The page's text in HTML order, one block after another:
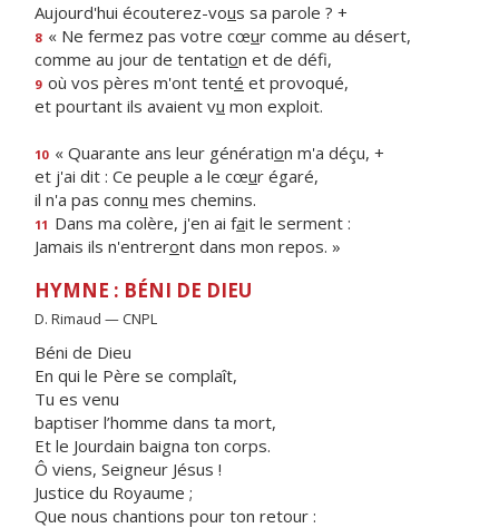
Aujourd'hui écouterez-vous sa parole ? +
8 « Ne fermez pas votre cœur comme au désert,
comme au jour de tentation et de défi,
9 où vos pères m'ont tenté et provoqué,
et pourtant ils avaient vu mon exploit.
10 « Quarante ans leur génération m'a déçu, +
et j'ai dit : Ce peuple a le cœur égaré,
il n'a pas connu mes chemins.
11 Dans ma colère, j'en ai fait le serment :
Jamais ils n'entreront dans mon repos. »
HYMNE : BÉNI DE DIEU
D. Rimaud — CNPL
Béni de Dieu
En qui le Père se complaît,
Tu es venu
baptiser l’homme dans ta mort,
Et le Jourdain baigna ton corps.
Ô viens, Seigneur Jésus !
Justice du Royaume ;
Que nous chantions pour ton retour :